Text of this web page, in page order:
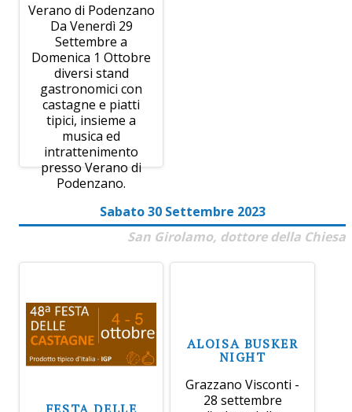
Verano di Podenzano
Da Venerdì 29
Settembre a
Domenica 1 Ottobre
diversi stand
gastronomici con
castagne e piatti
tipici, insieme a
musica ed
intrattenimento
presso Verano di
Podenzano.
Sabato 30 Settembre 2023
San Girolamo, dottore della Chiesa
ALOISA BUSKER
NIGHT
Grazzano Visconti -
28 settembre